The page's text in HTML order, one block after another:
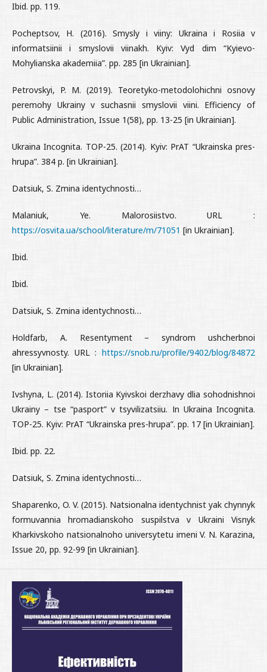
Ibid. pp. 119.
Pocheptsov, H. (2016). Smysly i viiny: Ukraina i Rosiia v
informatsiinii i smyslovii viinakh. Kyiv: Vyd dim “Kyievo-
Mohylianska akademiia”. pp. 285 [in Ukrainian].
Petrovskyi, P. M. (2019). Teoretyko-metodolohichni osnovy
peremohy Ukrainy v suchasnii smyslovii viini. Efficiency of
Public Administration, Issue 1(58), pp. 13-25 [in Ukrainian].
Ukraina Incognita. TOP-25. (2014). Kyiv: PrAT “Ukrainska pres-
hrupa”. 384 p. [in Ukrainian].
Datsiuk, S. Zmina identychnosti…
Malaniuk, Ye. Malorosiistvo. URL :
https://osvita.ua/school/literature/m/71051 [in Ukrainian].
Ibid.
Ibid.
Datsiuk, S. Zmina identychnosti…
Holdfarb, A. Resentyment – syndrom ushcherbnoi
ahressyvnosty. URL : https://snob.ru/profile/9402/blog/84872
[in Ukrainian].
Ivshyna, L. (2014). Istoriia Kyivskoi derzhavy dlia sohodnishnoi
Ukrainy – tse “pasport” v tsyvilizatsiiu. Іn Ukraina Incognita.
TOP-25. Kyiv: PrAT “Ukrainska pres-hrupa”. pp. 17 [in Ukrainian].
Ibid. pp. 22.
Datsiuk, S. Zmina identychnosti…
Shaparenko, O. V. (2015). Natsionalna identychnist yak chynnyk
formuvannia hromadianskoho suspilstva v Ukraini Visnyk
Kharkivskoho natsionalnoho universytetu imeni V. N. Karazina,
Issue 20, pp. 92-99 [in Ukrainian].